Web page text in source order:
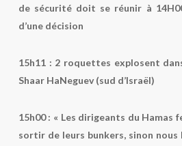
de sécurité doit se réunir à
d’une décision
15h11 : 2 roquettes explosent
Shaar HaNeguev (sud d’Israël)
15h00 : « Les dirigeants du Hamas
sortir de leurs bunkers, sinon